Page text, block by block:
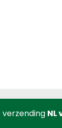
verzending NL